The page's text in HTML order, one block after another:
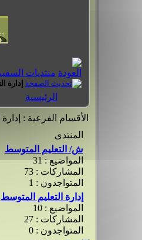
منتديات
إدارة
الرئيسية
الأقسام الفرعية :
المنتدى
ش/ التعليم المتوسط
المواضيع : 31
المشاركات : 73
المتواجدون : 1
إدارة التعليم المتوسط
المواضيع : 10
المشاركات : 27
المتواجدون : 0